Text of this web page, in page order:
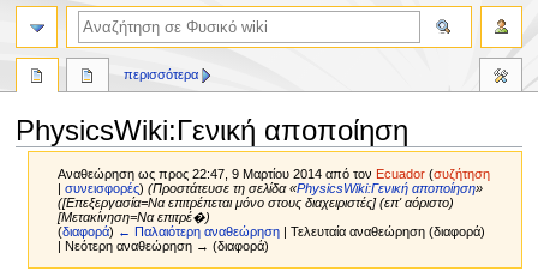
PhysicsWiki:Γενική αποποίηση
Αναθεώρηση ως προς 22:47, 9 Μαρτίου 2014 από τον Ecuador (συζήτηση
|συνεισφορές) (Προστάτευσε τη σελίδα «PhysicsWiki:Γενική αποποίηση»
([Επεξεργασία=Να επιτρέπεται μόνο στους διαχειριστές] (επ' αόριστο)
[Μετακίνηση=Να επιτρέ�)
(διαφορά) ← Παλαιότερη αναθεώρηση | Τελευταία αναθεώρηση (διαφορά)
| Νεότερη αναθεώρηση → (διαφορά)
περισσότερα